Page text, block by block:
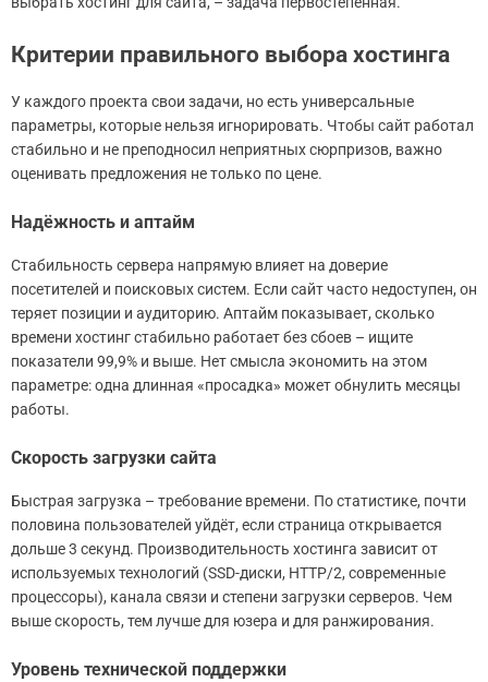
Критерии правильного выбора хостинга
У каждого проекта свои задачи, но есть универсальные
параметры, которые нельзя игнорировать. Чтобы сайт работал
стабильно и не преподносил неприятных сюрпризов, важно
оценивать предложения не только по цене.
Надёжность и аптайм
Стабильность сервера напрямую влияет на доверие
посетителей и поисковых систем. Если сайт часто недоступен, он
теряет позиции и аудиторию. Аптайм показывает, сколько
времени хостинг стабильно работает без сбоев – ищите
показатели 99,9% и выше. Нет смысла экономить на этом
параметре: одна длинная «просадка» может обнулить месяцы
работы.
Скорость загрузки сайта
Быстрая загрузка – требование времени. По статистике, почти
половина пользователей уйдёт, если страница открывается
дольше 3 секунд. Производительность хостинга зависит от
используемых технологий (SSD-диски, HTTP/2, современные
процессоры), канала связи и степени загрузки серверов. Чем
выше скорость, тем лучше для юзера и для ранжирования.
Уровень технической поддержки